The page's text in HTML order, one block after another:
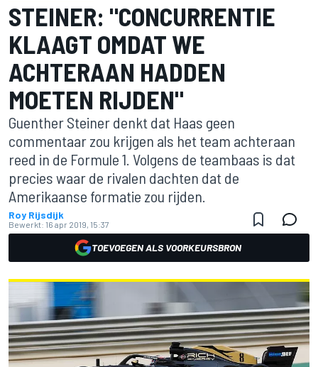
STEINER: "CONCURRENTIE
KLAAGT OMDAT WE
ACHTERAAN HADDEN
MOETEN RIJDEN"
Guenther Steiner denkt dat Haas geen
commentaar zou krijgen als het team achteraan
reed in de Formule 1. Volgens de teambaas is dat
precies waar de rivalen dachten dat de
Amerikaanse formatie zou rijden.
Roy Rijsdijk
Bewerkt: 16 apr 2019, 15:37
TOEVOEGEN ALS VOORKEURSBRON